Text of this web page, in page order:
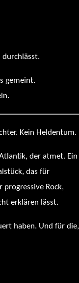
durchlässt.
gemeint.
Kein Heldentum.
der atmet. Ein
das für
Rock,
erklären lässt.
haben. Und für die,